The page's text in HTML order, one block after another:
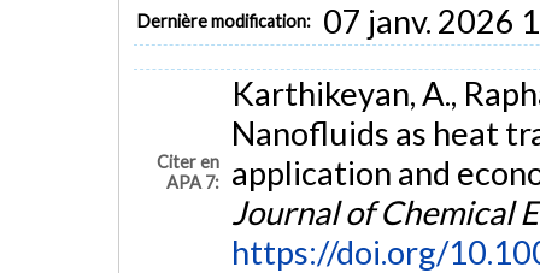
Dernière modification: 07 janv. 2026
Citer en
APA 7:
Karthikeyan, A.,
Nanofluids as heat
application and
Journal of Chemical
https://doi.org/